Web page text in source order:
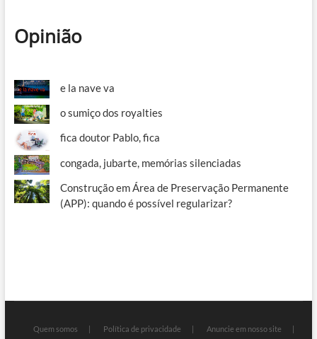
Opinião
e la nave va
o sumiço dos royalties
fica doutor Pablo, fica
congada, jubarte, memórias silenciadas
Construção em Área de Preservação Permanente
(APP): quando é possível regularizar?
Quem somos Política de privacidade
Anuncie em nosso site